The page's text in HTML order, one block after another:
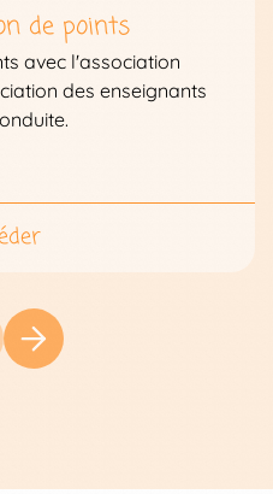
de points
avec l'association
des enseignants